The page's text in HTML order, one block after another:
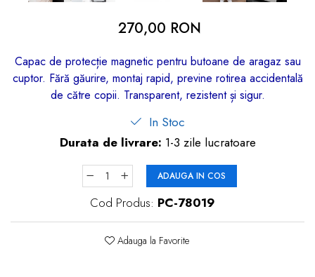
Produse îngrijire copii
Igiena copii
270,00 RON
Capac de protecție magnetic pentru butoane de aragaz sau
cuptor. Fără găurire, montaj rapid, previne rotirea accidentală
de către copii. Transparent, rezistent și sigur.
In Stoc
Durata de livrare: 1-3 zile lucratoare
ADAUGA IN COS
Cod Produs: PC-78019
Adauga la Favorite